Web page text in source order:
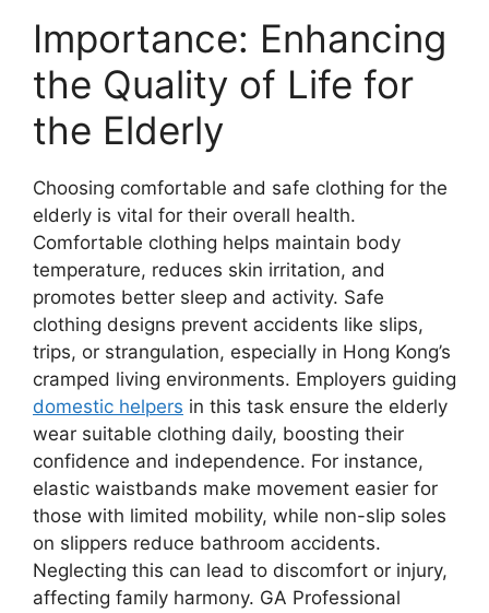
Importance: Enhancing
the Quality of Life for
the Elderly
Choosing comfortable and safe clothing for the
elderly is vital for their overall health.
Comfortable clothing helps maintain body
temperature, reduces skin irritation, and
promotes better sleep and activity. Safe
clothing designs prevent accidents like slips,
trips, or strangulation, especially in Hong Kong’s
cramped living environments. Employers guiding
domestic helpers in this task ensure the elderly
wear suitable clothing daily, boosting their
confidence and independence. For instance,
elastic waistbands make movement easier for
those with limited mobility, while non-slip soles
on slippers reduce bathroom accidents.
Neglecting this can lead to discomfort or injury,
affecting family harmony. GA Professional